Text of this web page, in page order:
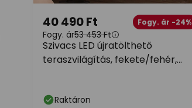
Szivacs LED újratölthető
teraszvilágítás, fekete/fehér,
40 490 Ft Fogy. ár -24%
Fogy. ár53 453 Ft
Raktáron